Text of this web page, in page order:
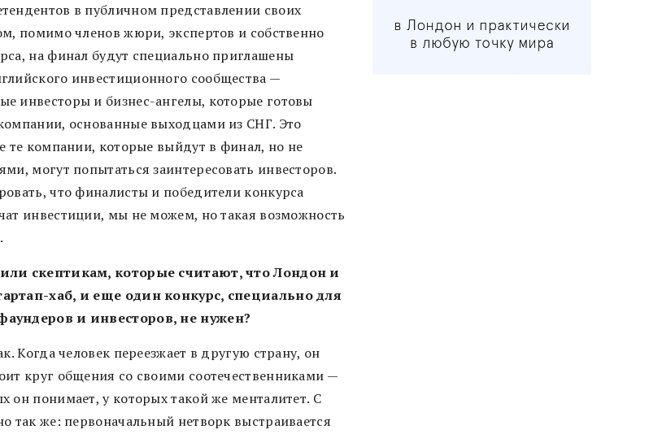
в публичном представлении своих
помимо членов жюри, экспертов и собственно
на финал будут специально приглашены
инвестиционного сообщества —
инвесторы и бизнес-ангелы, которые готовы
основанные выходцами из СНГ. Это
те компании, которые выйдут в финал, но не
могут попытаться заинтересовать инвесторов.
что финалисты и победители конкурса
инвестиции, мы не можем, но такая возможность
скептикам, которые считают, что Лондон и
хаб, и еще один конкурс, специально для
и инвесторов, не нужен?
Когда человек переезжает в другую страну, он
круг общения со своими соотечественниками —
он понимает, у которых такой же менталитет. С
так же: первоначальный нетворк выстраивается